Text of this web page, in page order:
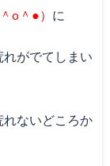
o＾●） に
がでてしまい
ないどころか